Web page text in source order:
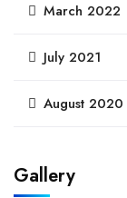
March 2022
July 2021
August 2020
Gallery